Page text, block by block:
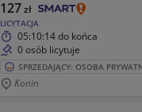
LICYTACJA
127zł
05:10:14do końca
0 osób licytuje
SPRZEDAJĄCY: OSOBA
Konin